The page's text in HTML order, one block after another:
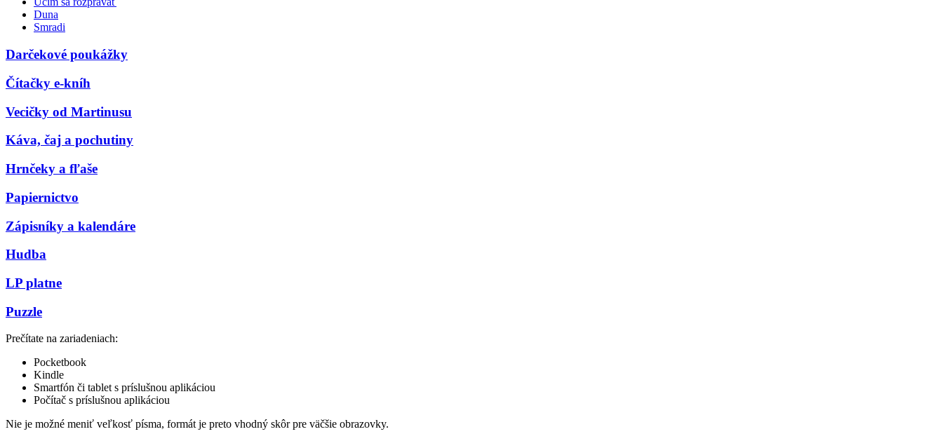
Duna
Smradi
Darčekové poukážky
Čítačky e-kníh
Vecičky od Martinusu
Káva, čaj a pochutiny
Hrnčeky a fľaše
Papiernictvo
Zápisníky a kalendáre
Hudba
LP platne
Puzzle
Prečítate na zariadeniach:
Pocketbook
Kindle
Smartfón či tablet s príslušnou aplikáciou
Počítač s príslušnou aplikáciou
Nie je možné meniť veľkosť písma, formát je preto vhodný skôr pre väčšie obrazovky.